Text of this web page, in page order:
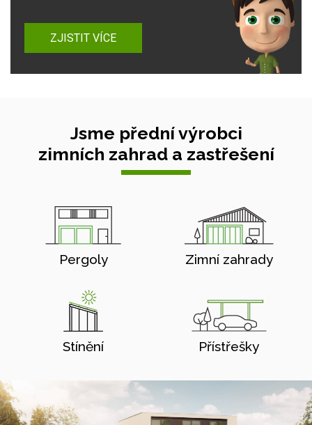
ZJISTIT VÍCE
Jsme přední výrobci
zimních zahrad a zastřešení
Pergoly Zimní zahrady
Stínění Přístřešky